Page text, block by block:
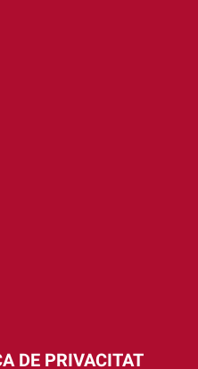
DE PRIVACITAT